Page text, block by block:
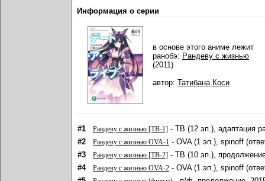
Информация о серии
в основе этого аниме лежит
ранобэ: Рандеву с жизнью
(2011)
автор: Татибана Коси
#1 Рандеву с жизнью [ТВ-1] - ТВ (12 эп.), адаптация
#2
Рандеву с жизнью OVA-1 - OVA (1 эп.), spinoff
#3
Рандеву с жизнью [ТВ-2] - ТВ (10 эп.),
#4
Рандеву с жизнью OVA-2 - OVA (1 эп.), spinoff